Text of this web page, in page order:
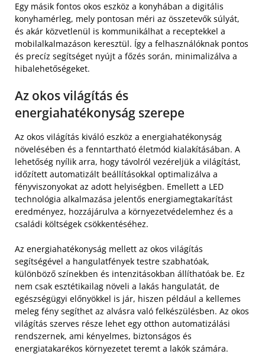
Egy másik fontos okos eszköz a konyhában a digitális
konyhamérleg, mely pontosan méri az összetevők súlyát,
és akár közvetlenül is kommunikálhat a receptekkel a
mobilalkalmazáson keresztül. Így a felhasználóknak pontos
és precíz segítséget nyújt a főzés során, minimalizálva a
hibalehetőségeket.
Az okos világítás és
energiahatékonyság szerepe
Az okos világítás kiváló eszköz a energiahatékonyság
növelésében és a fenntartható életmód kialakításában. A
lehetőség nyílik arra, hogy távolról vezéreljük a világítást,
időzített automatizált beállításokkal optimalizálva a
fényviszonyokat az adott helyiségben. Emellett a LED
technológia alkalmazása jelentős energiamegtakarítást
eredményez, hozzájárulva a környezetvédelemhez és a
családi költségek csökkentéséhez.
Az energiahatékonyság mellett az okos világítás
segítségével a hangulatfények testre szabhatóak,
különböző színekben és intenzitásokban állíthatóak be. Ez
nem csak esztétikailag növeli a lakás hangulatát, de
egészségügyi előnyökkel is jár, hiszen például a kellemes
meleg fény segíthet az alvásra való felkészülésben. Az okos
világítás szerves része lehet egy otthon automatizálási
rendszernek, ami kényelmes, biztonságos és
energiatakarékos környezetet teremt a lakók számára.